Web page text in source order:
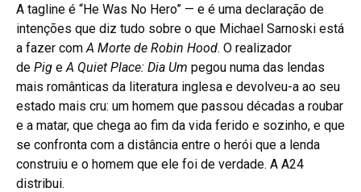
A tagline é “He Was No Hero” — e é uma declaração de
intenções que diz tudo sobre o que Michael Sarnoski está
a fazer comA Morte de Robin Hood. O realizador
de Pig eA Quiet Place: Dia Um pegou numa das lendas
mais românticas da literatura inglesa e devolveu-a ao seu
estado mais cru: um homem que passou décadas a roubar
e a matar, que chega ao fim da vida ferido e sozinho, e que
se confronta com a distância entre o herói que a lenda
construiu e o homem que ele foi de verdade. A A24
distribui.